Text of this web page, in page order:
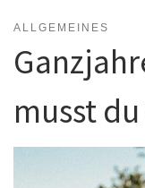
ALLGEMEINES
musst